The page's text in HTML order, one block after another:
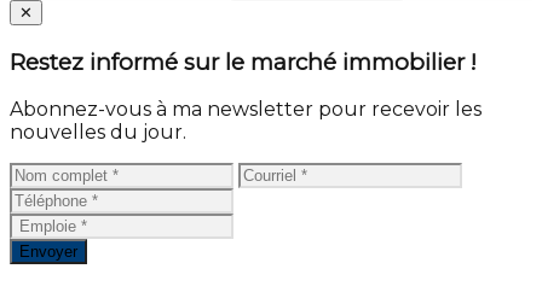
Close
✕
Restez informé sur le marché immobilier !
Abonnez-vous à ma newsletter pour recevoir les
nouvelles du jour.
Envoyer